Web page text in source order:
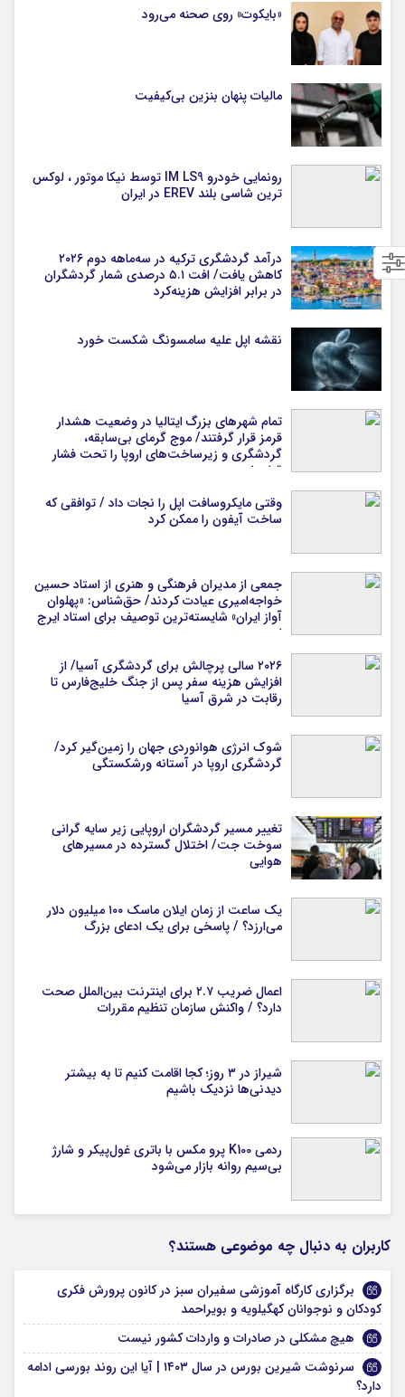
«بایکوت» روی صحنه می‌رود
مالیات پنهان بنزین بی‌کیفیت
رونمایی خودرو IM LS9 توسط نیکا موتور ، لوکس
ترین شاسی بلند EREV در ایران
درآمد گردشگری ترکیه در سه‌ماهه دوم ۲۰۲۶
کاهش یافت/ افت ۵.۱ درصدی شمار گردشگران
در برابر افزایش هزینه‌کرد
نقشه اپل علیه سامسونگ شکست خورد
تمام شهرهای بزرگ ایتالیا در وضعیت هشدار
قرمز قرار گرفتند/ موج گرمای بی‌سابقه،
گردشگری و زیرساخت‌های اروپا را تحت فشار
قرار داد
وقتی مایکروسافت اپل را نجات داد / توافقی که
ساخت آیفون را ممکن کرد
جمعی از مدیران فرهنگی و هنری از استاد حسین
خواجه‌امیری عیادت کردند/ حق‌شناس: «پهلوان
آواز ایران» شایسته‌ترین توصیف برای استاد ایرج
است
۲۰۲۶ سالی پرچالش برای گردشگری آسیا/ از
افزایش هزینه سفر پس از جنگ خلیج‌فارس تا
رقابت در شرق آسیا
شوک انرژی هوانوردی جهان را زمین‌گیر کرد/
گردشگری اروپا در آستانه ورشکستگی
تغییر مسیر گردشگران اروپایی زیر سایه گرانی
سوخت جت/ اختلال گسترده در مسیرهای
هوایی
یک ساعت از زمان ایلان ماسک ۱۰۰ میلیون دلار
می‌ارزد؟ / پاسخی برای یک ادعای بزرگ
اعمال ضریب ۲.۷ برای اینترنت بین‌الملل صحت
دارد؟ / واکنش سازمان تنظیم مقررات
شیراز در ۳ روز؛ کجا اقامت کنیم تا به بیشتر
دیدنی‌ها نزدیک باشیم
ردمی K100 پرو مکس با باتری غول‌پیکر و شارژ
بی‌سیم روانه بازار می‌شود
کاربران به دنبال چه موضوعی هستند؟
برگزاری کارگاه آموزشی سفیران سبز در کانون پرورش فکری
کودکان و نوجوانان کهگیلویه و بویراحمد
هیچ مشکلی در صادرات و واردات کشور نیست
سرنوشت شیرین بورس در سال ۱۴۰۳ | آیا این روند بورسی ادامه
دارد؟